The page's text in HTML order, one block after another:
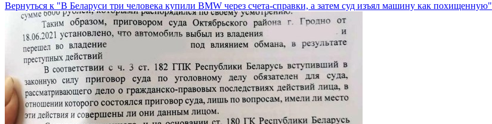
Вернуться к "В Беларуси три человека купили BMW через счета-справки, а затем суд изъял машину как похищенную"